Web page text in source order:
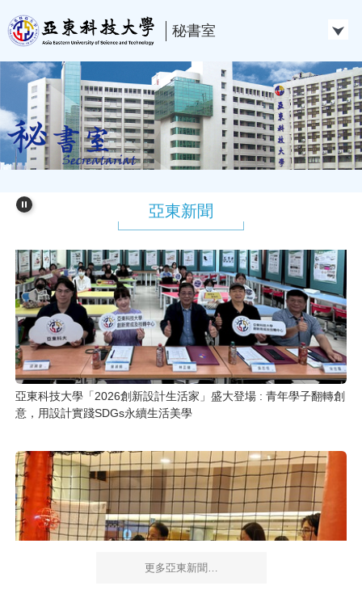
到
主
要
內
區
秘書室
亞東新聞
亞東科技大學「2026創新設計生活家」盛大登場 : 青年學子翻轉創
意，用設計實踐SDGs永續生活美學
更多亞東新聞…